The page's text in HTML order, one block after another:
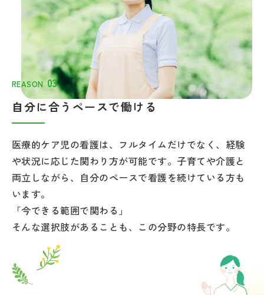
自分に合うペースで働ける
医療的ケア児の看護は、フルタイムだけでなく、経験
や状況に応じた関わり方が可能です。子育てや介護と
両立しながら、自分のペースで看護を続けている方も
います。
「今できる範囲で関わる」
そんな選択肢があることも、この分野の特長です。